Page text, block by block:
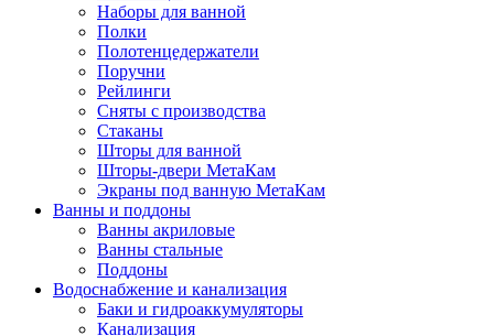
Наборы для ванной
Полки
Полотенцедержатели
Поручни
Рейлинги
Сняты с производства
Стаканы
Шторы для ванной
Шторы-двери МетаКам
Экраны под ванную МетаКам
Ванны и поддоны
Ванны акриловые
Ванны стальные
Поддоны
Водоснабжение и канализация
Баки и гидроаккумуляторы
Канализация